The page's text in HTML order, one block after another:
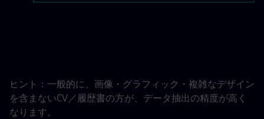
ヒント：一般的に、画像・グラフィック・複雑なデザイン
を含まないCV／履歴書の方が、データ抽出の精度が高く
なります。